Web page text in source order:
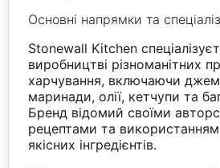
Основні напрямки та
Stonewall Kitchen
виробництві різноманітних
харчування, включаючи
маринади, олії, кетчупи та
Бренд відомий своїми
рецептами та використанням
якісних інгредієнтів.